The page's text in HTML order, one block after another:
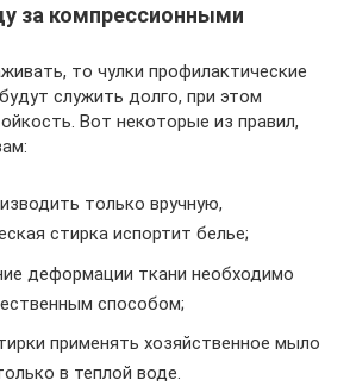
за компрессионными
то чулки профилактические
служить долго, при этом
Вот некоторые из правил,
только вручную,
стирка испортит белье;
деформации ткани необходимо
способом;
применять хозяйственное мыло
в теплой воде.